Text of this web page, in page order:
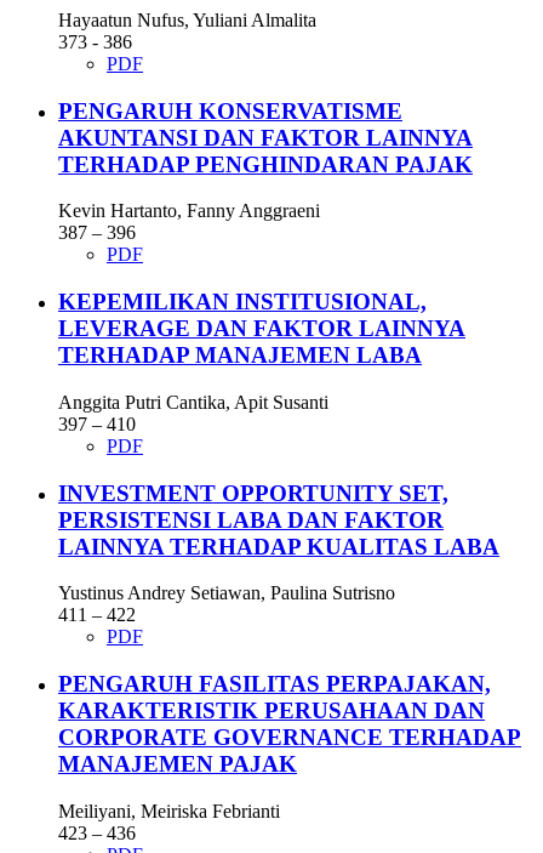
Hayaatun Nufus, Yuliani Almalita
373 - 386
PDF
PENGARUH KONSERVATISME
AKUNTANSI DAN FAKTOR LAINNYA
TERHADAP PENGHINDARAN PAJAK
Kevin Hartanto, Fanny Anggraeni
387 – 396
PDF
KEPEMILIKAN INSTITUSIONAL,
LEVERAGE DAN FAKTOR LAINNYA
TERHADAP MANAJEMEN LABA
Anggita Putri Cantika, Apit Susanti
397 – 410
PDF
INVESTMENT OPPORTUNITY SET,
PERSISTENSI LABA DAN FAKTOR
LAINNYA TERHADAP KUALITAS LABA
Yustinus Andrey Setiawan, Paulina Sutrisno
411 – 422
PDF
PENGARUH FASILITAS PERPAJAKAN,
KARAKTERISTIK PERUSAHAAN DAN
CORPORATE GOVERNANCE TERHADAP
MANAJEMEN PAJAK
Meiliyani, Meiriska Febrianti
423 – 436